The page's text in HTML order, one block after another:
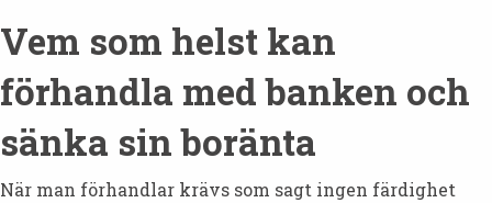
Vem som helst kan
förhandla med banken och
sänka sin boränta
När man förhandlar krävs som sagt ingen färdighet